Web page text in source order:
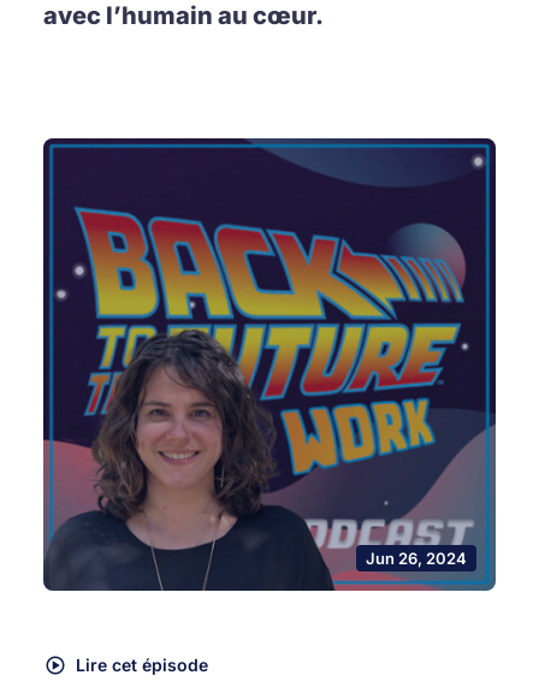
avec l’humain au cœur.
Jun 26, 2024
Lire cet épisode